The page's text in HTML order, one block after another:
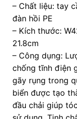
– Chất liệu: tay
đàn hồi PE
– Kích thước:
21.8cm
– Công dụng:
chống tĩnh điện
gãy rụng trong
biển được tạo
đầu chải giúp